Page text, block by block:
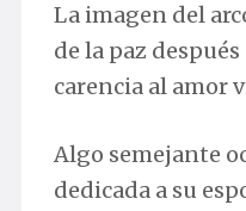
La imagen del
de la paz
carencia al amor
Algo semejante
dedicada a su